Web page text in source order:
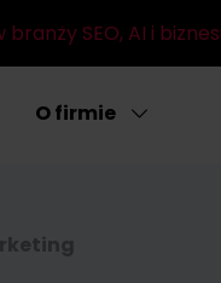
SEO, AI i
O firmie